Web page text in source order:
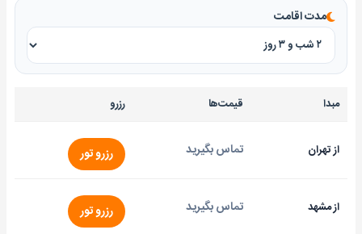
مدت اقامت
مبدا قیمت‌ها رزرو
از تهران تماس بگیرید رزرو تور
از مشهد تماس بگیرید رزرو تور